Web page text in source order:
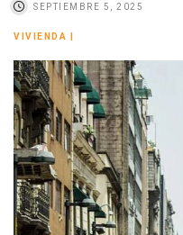
SEPTIEMBRE 5, 2025
VIVIENDA